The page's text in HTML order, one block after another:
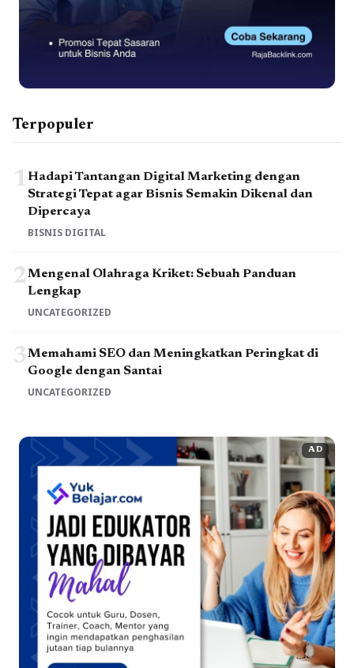
Terpopuler
1Hadapi Tantangan Digital Marketing dengan
Strategi Tepat agar Bisnis Semakin Dikenal dan
Dipercaya
BISNIS DIGITAL
2Mengenal Olahraga Kriket: Sebuah Panduan
Lengkap
UNCATEGORIZED
3Memahami SEO dan Meningkatkan Peringkat di
Google dengan Santai
UNCATEGORIZED
AD